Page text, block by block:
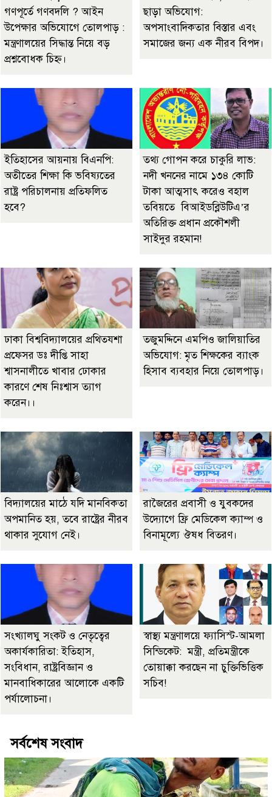
গণপূর্তে গণবদলি ? আইন
উপেক্ষার অভিযোগে তোলপাড় :
মন্ত্রণালয়ের সিদ্ধান্ত নিয়ে বড়
প্রশ্নবোধক চিহ্ন।
ছাড়া অভিযোগ:
অপসাংবাদিকতার বিস্তার এবং
সমাজের জন্য এক নীরব বিপদ।
ইতিহাসের আয়নায় বিএনপি:
অতীতের শিক্ষা কি ভবিষ্যতের
রাষ্ট্র পরিচালনায় প্রতিফলিত
হবে?
তথ্য গোপন করে চাকুরি লাভ:
নদী খননের নামে ১৩৪ কোটি
টাকা আত্মসাৎ করেও বহাল
তবিয়তে বিআইডব্লিউটিএ’র
অতিরিক্ত প্রধান প্রকৌশলী
সাইদুর রহমান!
ঢাকা বিশ্ববিদ্যালয়ের প্রথিতযশা
প্রফেসর ডঃ দীপ্তি সাহা
শ্বাসনালীতে খাবার ঢোকার
কারণে শেষ নিঃশ্বাস ত্যাগ
করেন।।
তজুমদ্দিনে এমপিও জালিয়াতির
অভিযোগ: মৃত শিক্ষকের ব্যাংক
হিসাব ব্যবহার নিয়ে তোলপাড়।
বিদ্যালয়ের মাঠে যদি মানবিকতা
অপমানিত হয়, তবে রাষ্ট্রের নীরব
থাকার সুযোগ নেই।
রাজৈরের‌ প্রবাসী ও যুবকদের
উদ্যোগে ফ্রি মেডিকেল ক্যাম্প ও
বিনামূল্যে ঔষধ বিতরণ।
সংখ্যালঘু সংকট ও নেতৃত্বের
অকার্যকারিতা: ইতিহাস,
সংবিধান, রাষ্ট্রবিজ্ঞান ও
মানবাধিকারের আলোকে একটি
পর্যালোচনা।
স্বাস্থ্য মন্ত্রণালয়ে ফ্যাসিস্ট-আমলা
সিন্ডিকেট: মন্ত্রী, প্রতিমন্ত্রীকে
তোয়াক্কা করছেন না চুক্তিভিত্তিক
সচিব!
সর্বশেষ সংবাদ